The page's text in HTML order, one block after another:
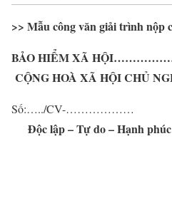
>> Mẫu công văn giải trình nộp
BẢO HIỂM XÃ
CỘNG HOÀ XÃ HỘI CHỦ
Số:…../CV-………………
Độc lập – Tự do – Hạnh phúc